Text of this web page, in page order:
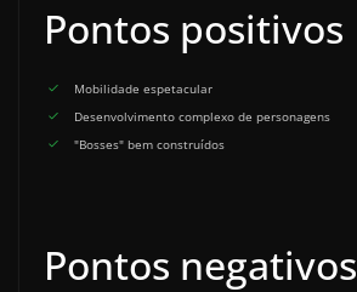
Pontos positivos
Mobilidade espetacular
Desenvolvimento complexo de personagens
"Bosses" bem construídos
Pontos negativos